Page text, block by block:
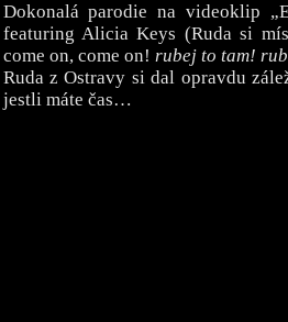
Dokonalá parodie na videoklip
featuring Alicia Keys (Ruda si
come on, come on! rubej to tam!
Ruda z Ostravy si dal opravdu
jestli máte čas…